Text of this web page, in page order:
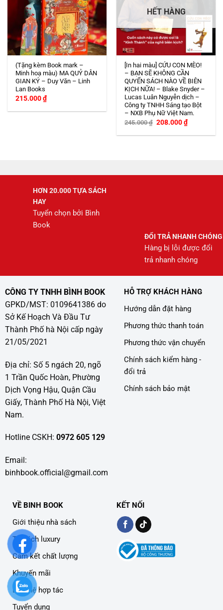
(Tặng kèm Book mark –
Minh hoạ màu) MA QUỶ DÂN
GIAN KÝ – Duy Văn – Linh
Lan Books
215.000₫
HẾT HÀNG
[In hai màu] CỨU CON MÈO!
– BẠN SẼ KHÔNG CẦN
QUYỂN SÁCH NÀO VỀ BIÊN
KỊCH NỮA! – Blake Snyder –
Lucas Luân Nguyễn dịch –
Công ty TNHH Sáng tạo Bột
– NXB Phụ Nữ Việt Nam.
245.000₫ Giá
là:
208.000₫Giá
hiện
tại
HƠN 20.000 TỰA SÁCH
HAY
Tuyển chọn bởi Bình
Book
ĐỔI TRẢ NHANH CHÓNG
Hàng bị lỗi được đổi
trả nhanh chóng
CÔNG TY TNHH BÌNH BOOK
GPKD/MST: 0109641386 do
Sở Kế Hoạch Và Đầu Tư
Thành Phố hà Nội cấp ngày
21/05/2021
Địa chỉ: Số 5 ngách 20, ngõ
1 Trần Quốc Hoàn, Phường
Dịch Vọng Hậu, Quận Cầu
Giấy, Thành Phố Hà Nội, Việt
Nam.
Hotline CSKH: 0972 605 129
Email:
binhbook.official@gmail.com
HỖ TRỢ KHÁCH HÀNG
Hướng dẫn đặt hàng
Phương thức thanh toán
Phương thức vận chuyển
Chính sách kiểm hàng -
đổi trả
Chính sách bảo mật
VỀ BINH BOOK
Giới thiệu nhà sách
Tủ sách luxury
Cam kết chất lượng
Khuyến mãi
Liên hệ hợp tác
Tuyển dụng
KẾT NỐI